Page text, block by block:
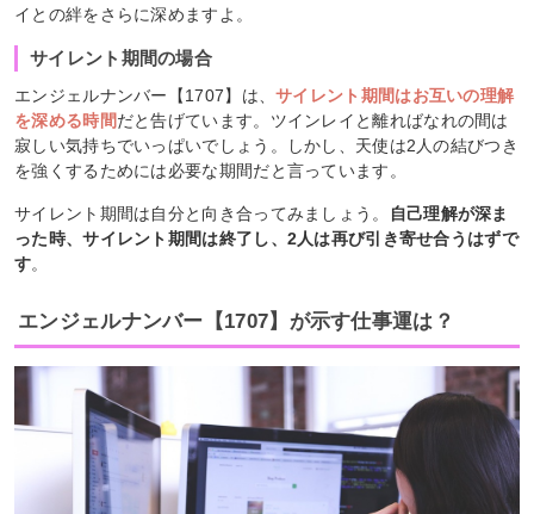
イとの絆をさらに深めますよ。
サイレント期間の場合
エンジェルナンバー【1707】は、サイレント期間はお互いの理解
を深める時間だと告げています。ツインレイと離ればなれの間は
寂しい気持ちでいっぱいでしょう。しかし、天使は2人の結びつき
を強くするためには必要な期間だと言っています。
サイレント期間は自分と向き合ってみましょう。
自己理解が深ま
った時、サイレント期間は終了し、2人は再び引き寄せ合うはずで
す。
エンジェルナンバー【1707】が示す仕事運は？